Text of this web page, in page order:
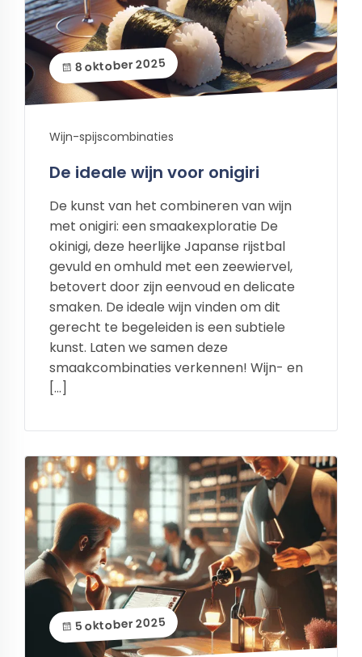
8 oktober 2025
Wijn-spijscombinaties
De ideale wijn voor onigiri
De kunst van het combineren van wijn
met onigiri: een smaakexploratie De
okinigi, deze heerlijke Japanse rijstbal
gevuld en omhuld met een zeewiervel,
betovert door zijn eenvoud en delicate
smaken. De ideale wijn vinden om dit
gerecht te begeleiden is een subtiele
kunst. Laten we samen deze
smaakcombinaties verkennen! Wijn- en
[…]
5 oktober 2025